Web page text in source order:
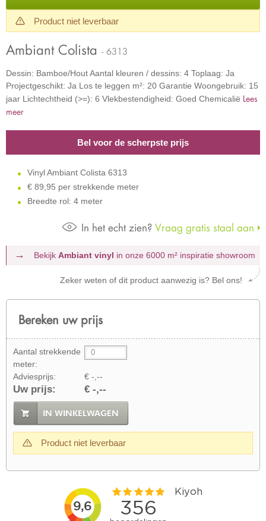
Product niet leverbaar
Ambiant Colista - 6313
Dessin: Bamboe/Hout Aantal kleuren / dessins: 4 Toplaag: Ja
Projectgeschikt: Ja Los te leggen m²: 20 Garantie Woongebruik: 15
jaar Lichtechtheid (>=): 6 Vlekbestendigheid: Goed Chemicalië Lees
meer
Bel voor de scherpste prijs
Vinyl Ambiant Colista 6313
€ 89,95 per strekkende meter
Breedte rol: 4 meter
In het echt zien? Vraag gratis staal aan
Bekijk Ambiant vinyl in onze 6000 m² inspiratie showroom
Zeker weten of dit product aanwezig is? Bel ons!
Bereken uw prijs
Aantal strekkende
meter:
Adviesprijs:
€ -,--
Uw prijs: € -,--
IN WINKELWAGEN
Product niet leverbaar